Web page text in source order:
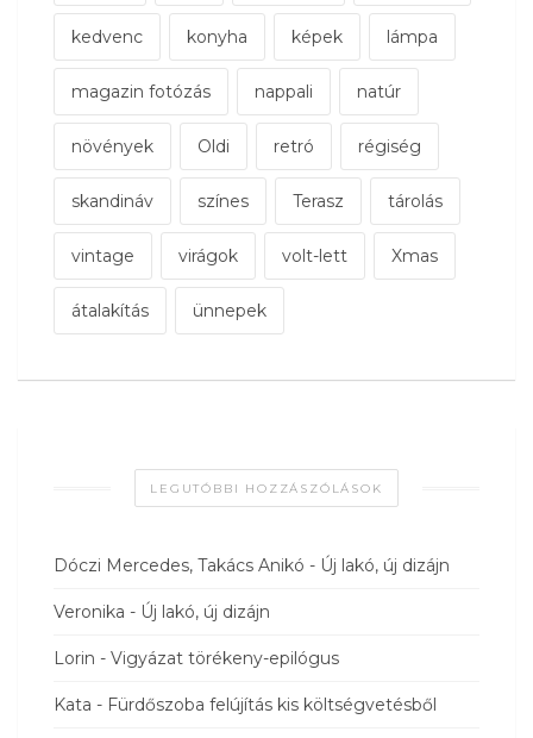
kedvenc konyha képek lámpa
magazin fotózás nappali natúr
növények Oldi retró régiség
skandináv színes Terasz tárolás
vintage virágok volt-lett Xmas
átalakítás ünnepek
LEGUTÓBBI HOZZÁSZÓLÁSOK
Dóczi Mercedes, Takács Anikó - Új lakó, új dizájn
Veronika - Új lakó, új dizájn
Lorin - Vigyázat törékeny-epilógus
Kata - Fürdőszoba felújítás kis költségvetésből